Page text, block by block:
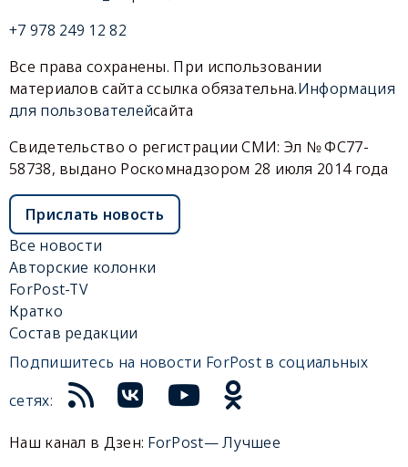
+7 978 249 12 82
Все права сохранены. При использовании
материалов сайта ссылка обязательна.Информация
для пользователейсайта
Свидетельство о регистрации СМИ: Эл № ФС77-
58738, выдано Роскомнадзором 28 июля 2014 года
Прислать новость
Все новости
Авторские колонки
ForPost-TV
Кратко
Состав редакции
Подпишитесь на новости ForPost в социальных
сетях:
Наш канал в Дзен: ForPost— Лучшее